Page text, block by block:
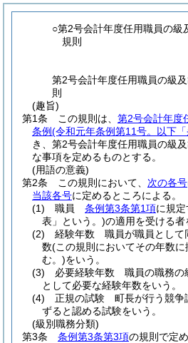
○第2号会計年度任用職員の級
規則
第2号会計年度任用職員の級
則
(趣旨)
第1条
この規則は、 第2号会計年度
条例(令和元年条例第11号。以下
き、第2号会計年度任用職員の級
な事項を定めるものとする。
(用語の意義)
第2条
この規則において、 次の各号
当該各号に定めるところによる。
(1)
職員 条例第3条第1項に規
表」という。)の適用を受ける者
(2)
経験年数 職員が職員として
数(この規則においてその年数
む。)をいう。
(3)
必要経験年数 職員の職務の
として必要な経験年数をいう。
(4)
正規の試験 町長が行う競争
ずると認める試験をいう。
(級別職務分類)
第3条
条例第3条第3項の規則で定